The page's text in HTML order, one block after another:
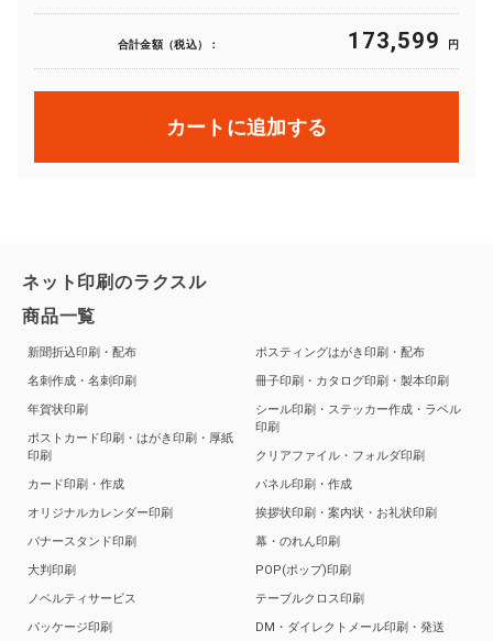
合計金額（税込）： 173,599 円
カートに追加する
ネット印刷のラクスル
商品一覧
新聞折込印刷・配布
名刺作成・名刺印刷
年賀状印刷
ポストカード印刷・はがき印刷・厚紙
印刷
カード印刷・作成
オリジナルカレンダー印刷
バナースタンド印刷
大判印刷
ノベルティサービス
パッケージ印刷
ポスティングはがき印刷・配布
冊子印刷・カタログ印刷・製本印刷
シール印刷・ステッカー作成・ラベル
印刷
クリアファイル・フォルダ印刷
パネル印刷・作成
挨拶状印刷・案内状・お礼状印刷
幕・のれん印刷
POP(ポップ)印刷
テーブルクロス印刷
DM・ダイレクトメール印刷・発送